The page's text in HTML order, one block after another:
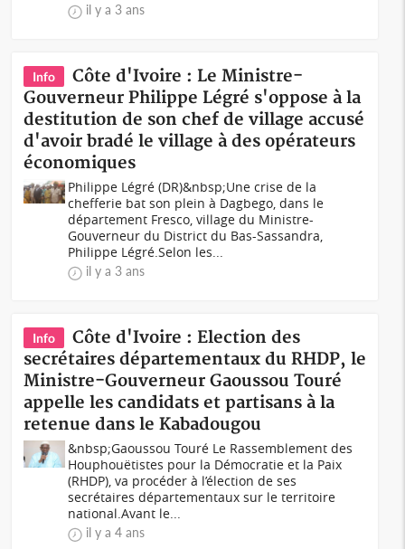
il y a 3 ans
Info
Côte d'Ivoire : Le Ministre-
Gouverneur Philippe Légré s'oppose à la
destitution de son chef de village accusé
d'avoir bradé le village à des opérateurs
économiques
Philippe Légré (DR)&nbsp;Une crise de la
chefferie bat son plein à Dagbego, dans le
département Fresco, village du Ministre-
Gouverneur du District du Bas-Sassandra,
Philippe Légré.Selon les...
il y a 3 ans
Info
Côte d'Ivoire : Election des
secrétaires départementaux du RHDP, le
Ministre-Gouverneur Gaoussou Touré
appelle les candidats et partisans à la
retenue dans le Kabadougou
&nbsp;Gaoussou Touré Le Rassemblement des
Houphouëtistes pour la Démocratie et la Paix
(RHDP), va procéder à l’élection de ses
secrétaires départementaux sur le territoire
national.Avant le...
il y a 4 ans